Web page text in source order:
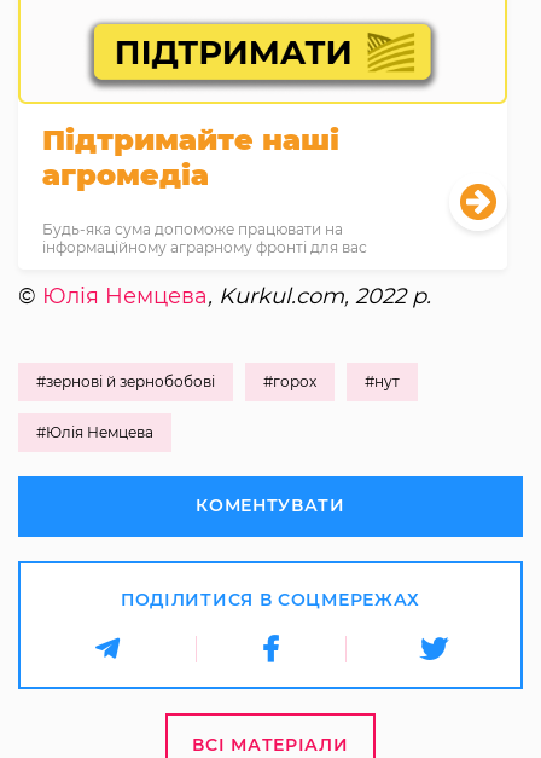
Підтримайте наші
агромедіа
Будь-яка сума допоможе працювати на
інформаційному аграрному фронті для вас
© Юлія Немцева, Kurkul.com, 2022 р.
#зернові й зернобобові #горох #нут
#Юлія Немцева
КОМЕНТУВАТИ
ПОДІЛИТИСЯ В СОЦМЕРЕЖАХ
ВСІ МАТЕРІАЛИ